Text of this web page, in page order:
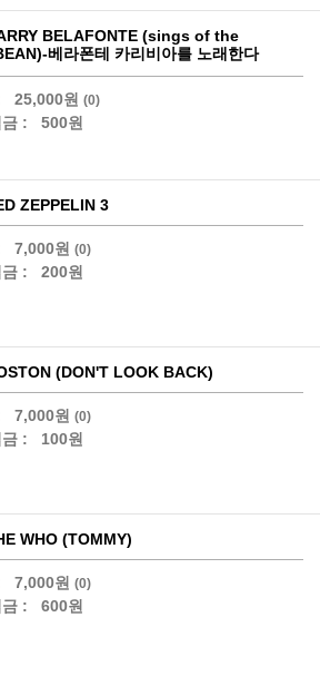
BELAFONTE (sings of the
베라폰테 카리비아를 노래한다
25,000원 (0)
: 500원
ZEPPELIN 3
7,000원 (0)
: 200원
(DON'T LOOK BACK)
7,000원 (0)
: 100원
WHO (TOMMY)
7,000원 (0)
: 600원